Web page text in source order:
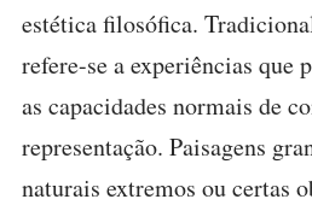
estética filosófica.
refere-se a experiências que
as capacidades normais de
representação. Paisagens
naturais extremos ou certas